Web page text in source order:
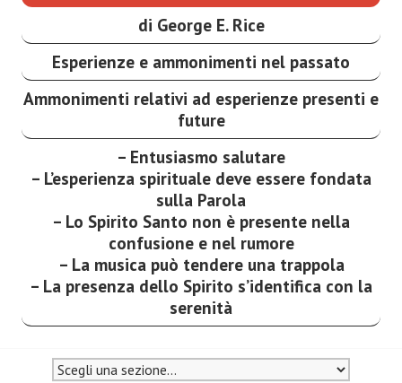
di George E. Rice
Esperienze e ammonimenti nel passato
Ammonimenti relativi ad esperienze presenti e
future
– Entusiasmo salutare
– L’esperienza spirituale deve essere fondata
sulla Parola
– Lo Spirito Santo non è presente nella
confusione e nel rumore
– La musica può tendere una trappola
– La presenza dello Spirito s’identifica con la
serenità